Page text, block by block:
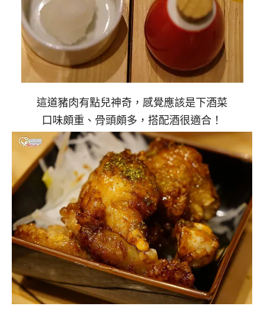
這道豬肉有點兒神奇，感覺應該是下酒菜
口味頗重、骨頭頗多，搭配酒很適合！